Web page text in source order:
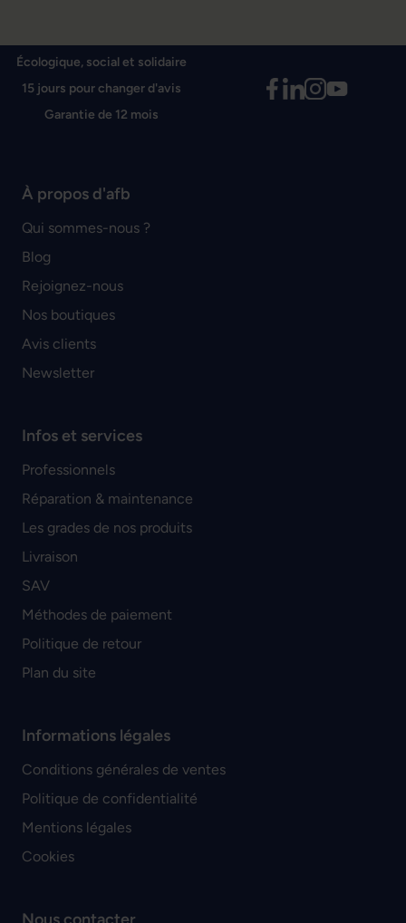
Écologique, social et solidaire
15 jours pour changer d'avis
Garantie de 12 mois
À propos d'afb
Qui sommes-nous ?
Blog
Rejoignez-nous
Nos boutiques
Avis clients
Newsletter
Infos et services
Professionnels
Réparation & maintenance
Les grades de nos produits
Livraison
SAV
Méthodes de paiement
Politique de retour
Plan du site
Informations légales
Conditions générales de ventes
Politique de confidentialité
Mentions légales
Cookies